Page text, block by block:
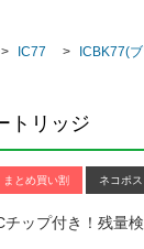
IC77 ICBK77(
トリッジ
まとめ買い割 ネコポス
チップ付き！残量